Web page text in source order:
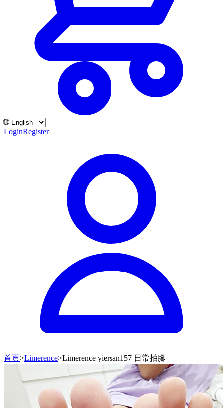
🌐
LoginRegister
首頁>Limerence>Limerence yiersan157 日常拍腳